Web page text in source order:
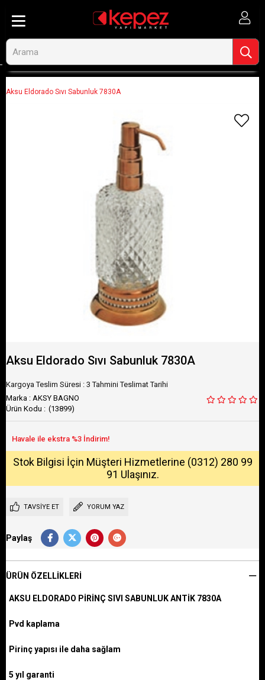
Aksu Eldorado Sıvı Sabunluk 7830A
Aksu Eldorado Sıvı Sabunluk 7830A
Kargoya Teslim Süresi : 3 Tahmini Teslimat Tarihi
Marka : AKSY BAGNO
(13899)
Stok Bilgisi İçin Müşteri Hizmetlerine (0312) 280 99
91 Ulaşınız.
TAVSIYE ET YORUM YAZ
Paylaş
ÜRÜN ÖZELLIKLERI
AKSU ELDORADO PİRİNÇ SIVI SABUNLUK ANTİK 7830A
Pvd kaplama
Pirinç yapısı ile daha sağlam
5 yıl garanti